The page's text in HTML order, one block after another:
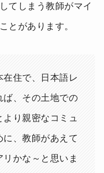
てしまう教師がマイ
とがあります。
住で、日本語レ
ば、その土地での
り親密なコミュ
、教師があえて
かな～と思いま